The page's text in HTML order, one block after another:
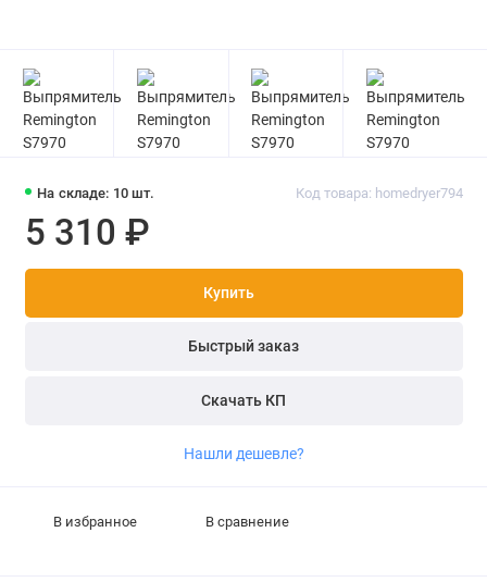
На складе: 10 шт. Код товара: homedryer794
5 310 ₽
Купить
Быстрый заказ
Скачать КП
Нашли дешевле?
В избранное В сравнение